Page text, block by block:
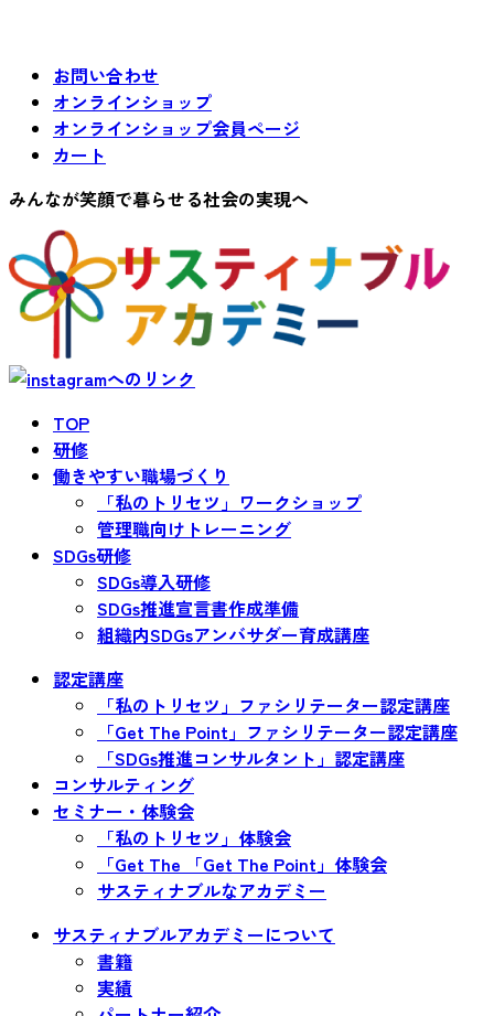
お問い合わせ
オンラインショップ
オンラインショップ会員ページ
カート
みんなが笑顔で暮らせる社会の実現へ
TOP
研修
働きやすい職場づくり
「私のトリセツ」ワークショップ
管理職向けトレーニング
SDGs研修
SDGs導入研修
SDGs推進宣言書作成準備
組織内SDGsアンバサダー育成講座
認定講座
「私のトリセツ」ファシリテーター認定講座
「Get The Point」ファシリテーター認定講座
「SDGs推進コンサルタント」認定講座
コンサルティング
セミナー・体験会
「私のトリセツ」体験会
「Get The 「Get The Point」体験会
サスティナブルなアカデミー
サスティナブルアカデミーについて
書籍
実績